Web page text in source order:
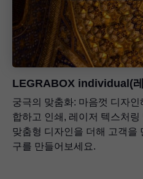
LEGRABOX individual(
궁극의 맞춤화: 마음껏 디자
합하고 인쇄, 레이저 텍스처
맞춤형 디자인을 더해 고객을
구를 만들어보세요.